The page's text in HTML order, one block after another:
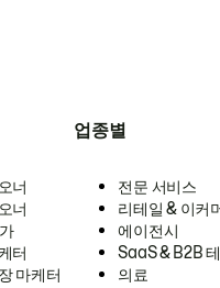
너
너
터
마케터
업종별
전문 서비스
리테일 & 이커
에이전시
SaaS & B2B
의료